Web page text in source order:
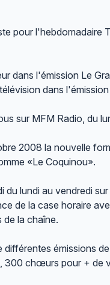
pour l'hebdomadaire
dans l'émission Le
dans
sur MFM Radio, du
2008 la nouvelle
«Le Coquinou».
lundi au vendredi
de la case horaire
de la chaîne.
émissions
300 chœurs pour + de